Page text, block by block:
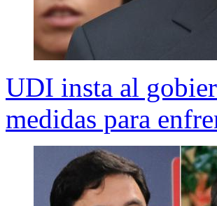
UDI insta al
medidas para